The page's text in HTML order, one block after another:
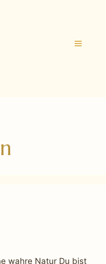
Menü
wahre Natur Du bist